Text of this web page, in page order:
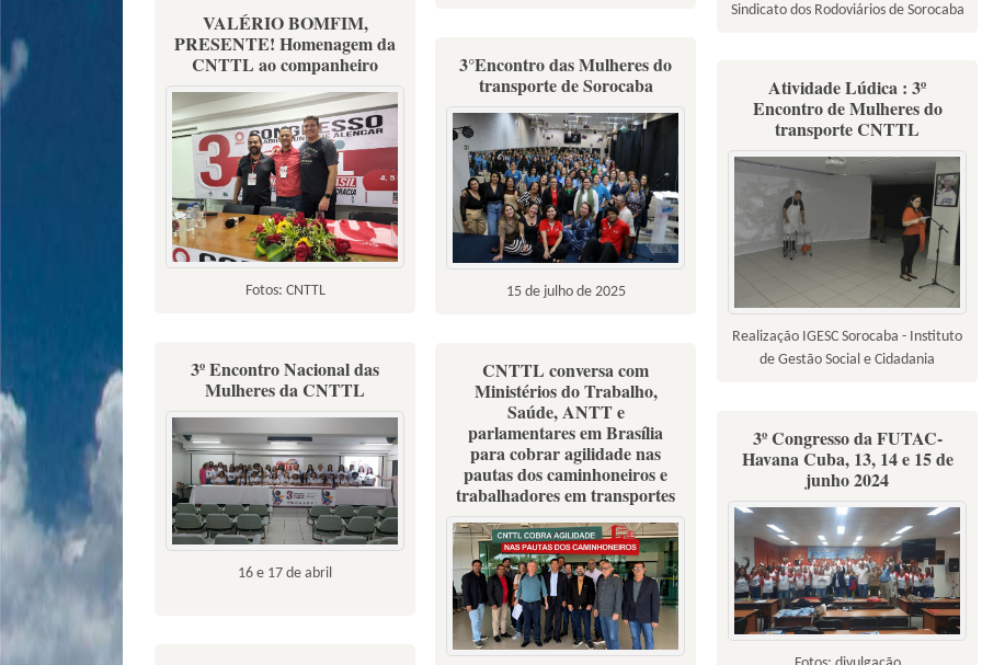
Sindicato dos Rodoviários de Sorocaba
VALÉRIO BOMFIM,
PRESENTE! Homenagem da
CNTTL ao companheiro
Fotos: CNTTL
3°Encontro das Mulheres do
transporte de Sorocaba
15 de julho de 2025
Atividade Lúdica : 3º
Encontro de Mulheres do
transporte CNTTL
Realização IGESC Sorocaba - Instituto
de Gestão Social e Cidadania
3º Encontro Nacional das
Mulheres da CNTTL
16 e 17 de abril
CNTTL conversa com
Ministérios do Trabalho,
Saúde, ANTT e
parlamentares em Brasília
para cobrar agilidade nas
pautas dos caminhoneiros e
trabalhadores em transportes
3º Congresso da FUTAC-
Havana Cuba, 13, 14 e 15 de
junho 2024